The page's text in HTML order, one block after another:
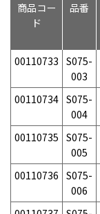
商品コー
ド
品番
00110733 S075-
003
00110734 S075-
004
00110735 S075-
005
00110736 S075-
006